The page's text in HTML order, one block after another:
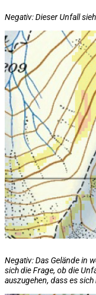
Negativ: Dieser Unfall
Negativ: Das Gelände in
sich die Frage, ob die
auszugehen, dass es